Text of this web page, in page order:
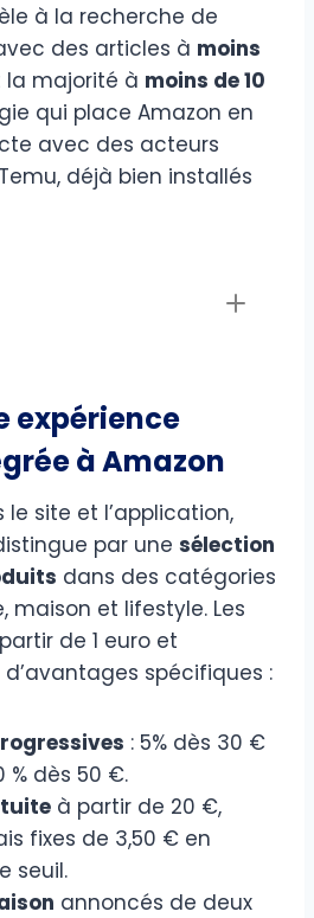
à la recherche de
des articles à moins
la majorité à moins de 10
qui place Amazon en
avec des acteurs
déjà bien installés
expérience
à Amazon
le site et l’application,
par une sélection
dans des catégories
maison et lifestyle. Les
de 1 euro et
spécifiques :
: 5% dès 30 €
% dès 50 €.
à partir de 20 €,
fixes de 3,50 € en
seuil.
annoncés de deux